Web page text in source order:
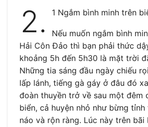
2. 1 Ngắm bình minh trên
Nếu muốn ngắm bình
Hải Côn Đảo thì bạn phải thức
khoảng 5h đến 5h30 là mặt trời
Những tia sáng đầu ngày chiếu
lấp lánh, tiếng gà gáy ở đâu đó
đoàn thuyền trở về sau một đêm
biển, cả huyện nhỏ như bừng
náo và rộn ràng. Lúc này trên bãi